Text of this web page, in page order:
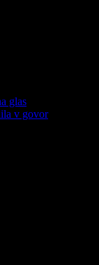
glas
v govor